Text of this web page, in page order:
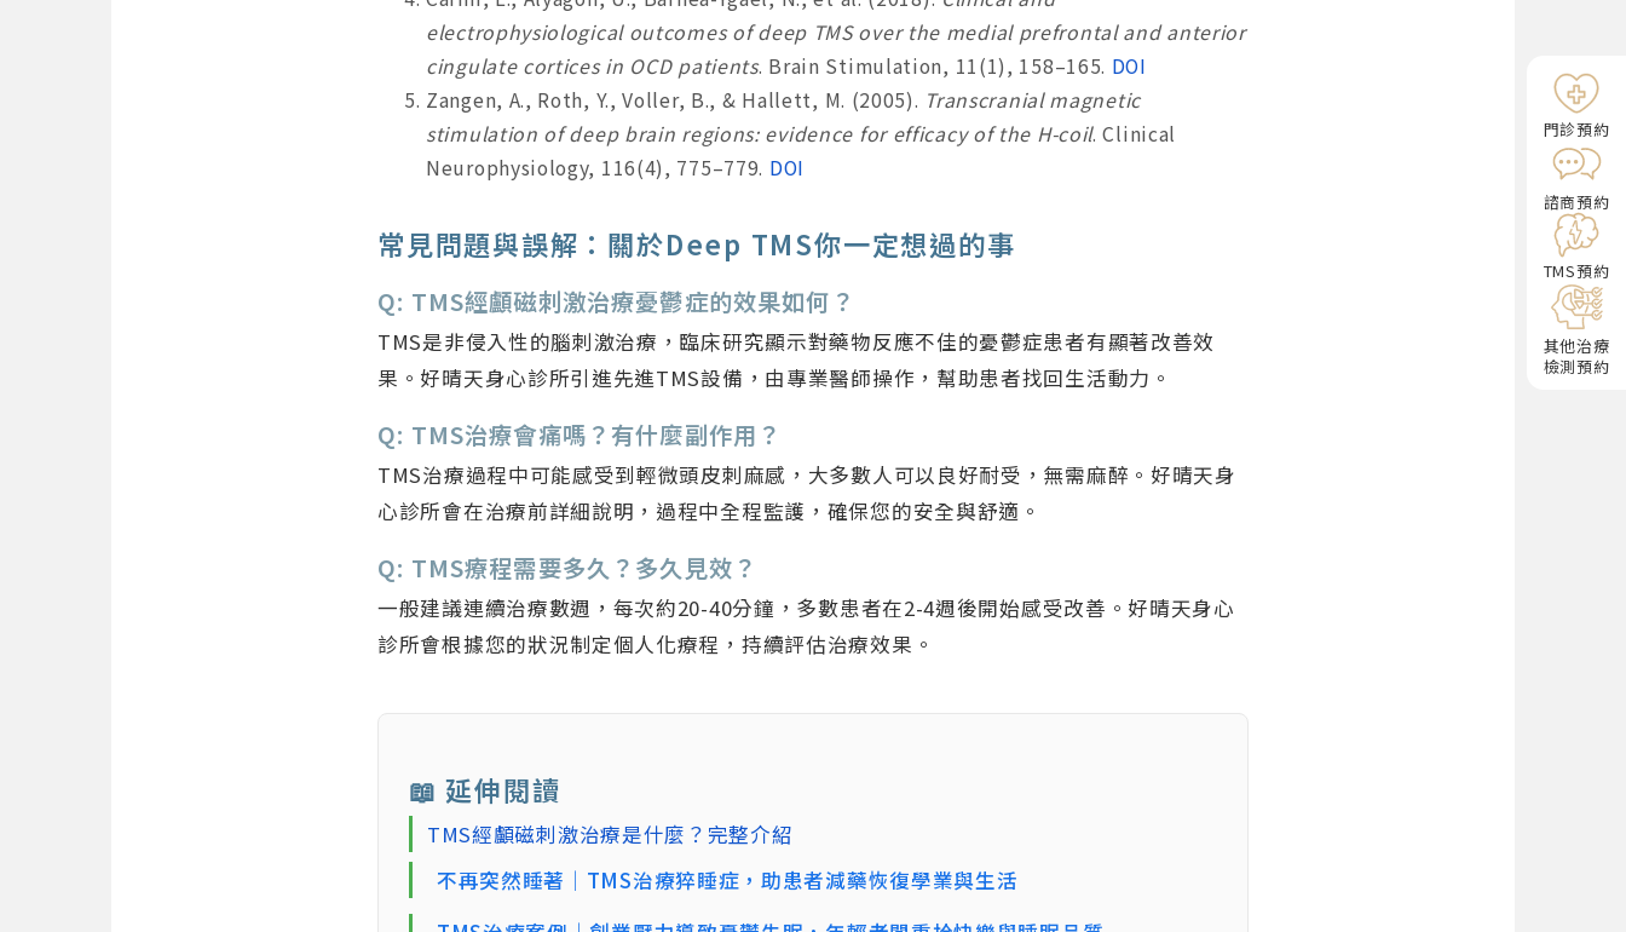
electrophysiological outcomes of deep TMS over the medial prefrontal and anterior
cingulate cortices in OCD patients. Brain Stimulation, 11(1), 158–165. DOI
Zangen, A., Roth, Y., Voller, B., & Hallett, M. (2005). Transcranial magnetic
stimulation of deep brain regions: evidence for efficacy of the H-coil. Clinical
Neurophysiology, 116(4), 775–779. DOI
常見問題與誤解：關於Deep TMS你一定想過的事
Q: TMS經顱磁刺激治療憂鬱症的效果如何？
TMS是非侵入性的腦刺激治療，臨床研究顯示對藥物反應不佳的憂鬱症患者有顯著改善效
果。好晴天身心診所引進先進TMS設備，由專業醫師操作，幫助患者找回生活動力。
Q: TMS治療會痛嗎？有什麼副作用？
TMS治療過程中可能感受到輕微頭皮刺麻感，大多數人可以良好耐受，無需麻醉。好晴天身
心診所會在治療前詳細說明，過程中全程監護，確保您的安全與舒適。
Q: TMS療程需要多久？多久見效？
一般建議連續治療數週，每次約20-40分鐘，多數患者在2-4週後開始感受改善。好晴天身心
診所會根據您的狀況制定個人化療程，持續評估治療效果。
📖 延伸閱讀
TMS經顱磁刺激治療是什麼？完整介紹
不再突然睡著｜TMS治療猝睡症，助患者減藥恢復學業與生活
門診預約
諮商預約
TMS預約
其他治療
檢測預約